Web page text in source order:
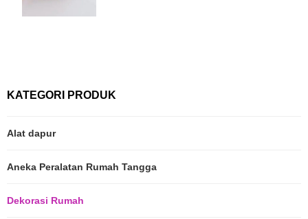
KATEGORI PRODUK
Alat dapur
Aneka Peralatan Rumah Tangga
Dekorasi Rumah